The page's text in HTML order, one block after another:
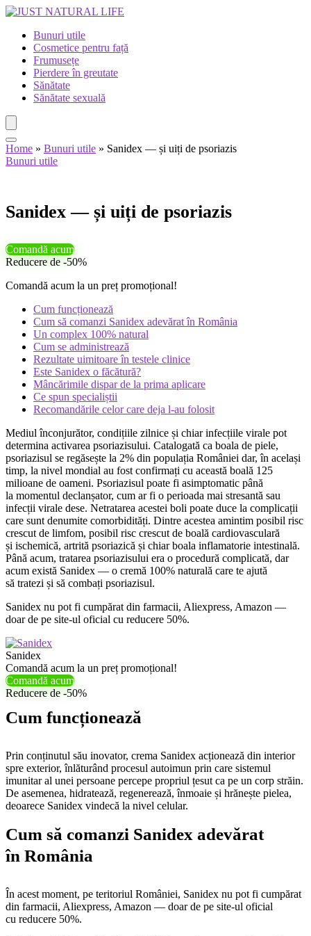
Bunuri utile
Cosmetice pentru față
Frumusețe
Pierdere în greutate
Sănătate
Sănătate sexuală
Home » Bunuri utile » Sanidex — și uiți de psoriazis
Bunuri utile
Sanidex — și uiți de psoriazis
Comandă acum
Reducere de -50%
Comandă acum la un preț promoțional!
Cum funcționează
Cum să comanzi Sanidex adevărat în România
Un complex 100% natural
Cum se administrează
Rezultate uimitoare în testele clinice
Este Sanidex o făcătură?
Mâncărimile dispar de la prima aplicare
Ce spun specialiștii
Recomandările celor care deja l-au folosit
Mediul înconjurător, condițiile zilnice și chiar infecțiile virale pot
determina activarea psoriazisului. Catalogată ca boala de piele,
psoriazisul se regăsește la 2% din populația României dar, în același
timp, la nivel mondial au fost confirmați cu această boală 125
milioane de oameni. Psoriazisul poate fi asimptomatic până
la momentul declanșator, cum ar fi o perioada mai stresantă sau
infecții virale dese. Netratarea acestei boli poate duce la complicații
care sunt denumite comorbidități. Dintre acestea amintim posibil risc
crescut de limfom, posibil risc crescut de boală cardiovasculară
și ischemică, artrită psoriazică și chiar boala inflamatorie intestinală.
Până acum, tratarea psoriazisului era o procedură complicată, dar
acum există Sanidex — o cremă 100% naturală care te ajută
să tratezi și să combați psoriazisul.
Sanidex nu pot fi cumpărat din farmacii, Aliexpress, Amazon —
doar de pe site-ul oficial cu reducere 50%.
Sanidex
Comandă acum la un preț promoțional!
Comandă acum
Reducere de -50%
Cum funcționează
Prin conținutul său inovator, crema Sanidex acționează din interior
spre exterior, înlăturând procesul autoimun prin care sistemul
imunitar al unei persoane percepe propriul țesut ca pe un corp străin.
De asemenea, hidratează, regenerează, înmoaie și hrănește pielea,
deoarece Sanidex vindecă la nivel celular.
Cum să comanzi Sanidex adevărat
în România
În acest moment, pe teritoriul României, Sanidex nu pot fi cumpărat
din farmacii, Aliexpress, Amazon — doar de pe site-ul oficial
cu reducere 50%.